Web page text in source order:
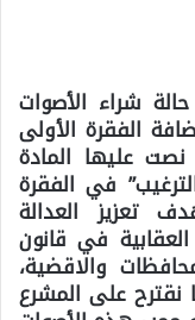
شراء الأصوات
أحكام المادة (38)، وإضافة الفقرة الأولى
التي نصت عليها المادة
في الفقرة
وذلك بهدف تعزيز العدالة
في قانون
والاقضية،
نقترح على المشرع